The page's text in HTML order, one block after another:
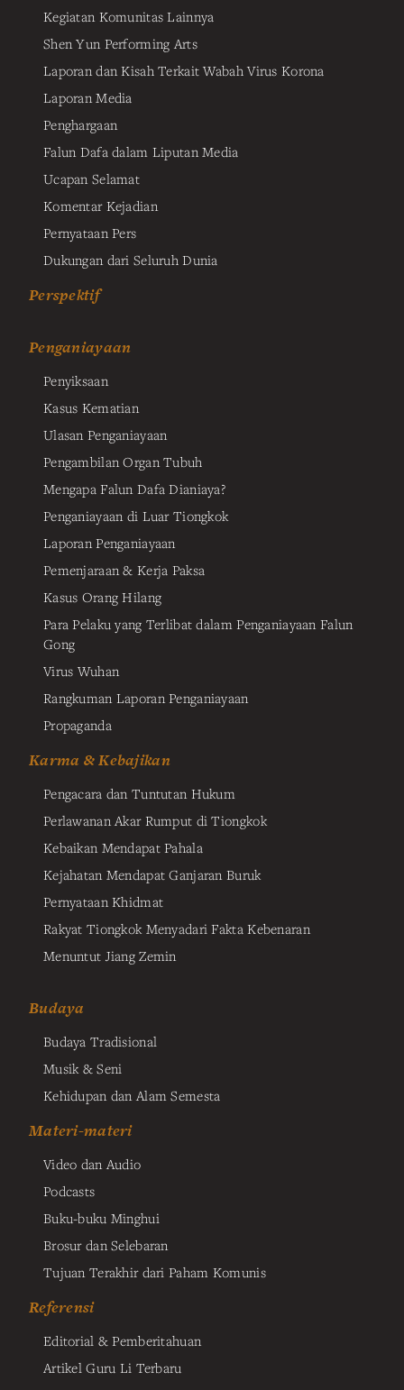
Kegiatan Komunitas Lainnya
Shen Yun Performing Arts
Laporan dan Kisah Terkait Wabah Virus Korona
Laporan Media
Penghargaan
Falun Dafa dalam Liputan Media
Ucapan Selamat
Komentar Kejadian
Pernyataan Pers
Dukungan dari Seluruh Dunia
Perspektif
Penganiayaan
Penyiksaan
Kasus Kematian
Ulasan Penganiayaan
Pengambilan Organ Tubuh
Mengapa Falun Dafa Dianiaya?
Penganiayaan di Luar Tiongkok
Laporan Penganiayaan
Pemenjaraan & Kerja Paksa
Kasus Orang Hilang
Para Pelaku yang Terlibat dalam Penganiayaan Falun
Gong
Virus Wuhan
Rangkuman Laporan Penganiayaan
Propaganda
Karma & Kebajikan
Pengacara dan Tuntutan Hukum
Perlawanan Akar Rumput di Tiongkok
Kebaikan Mendapat Pahala
Kejahatan Mendapat Ganjaran Buruk
Pernyataan Khidmat
Rakyat Tiongkok Menyadari Fakta Kebenaran
Menuntut Jiang Zemin
Budaya
Budaya Tradisional
Musik & Seni
Kehidupan dan Alam Semesta
Materi-materi
Video dan Audio
Podcasts
Buku-buku Minghui
Brosur dan Selebaran
Tujuan Terakhir dari Paham Komunis
Referensi
Editorial & Pemberitahuan
Artikel Guru Li Terbaru